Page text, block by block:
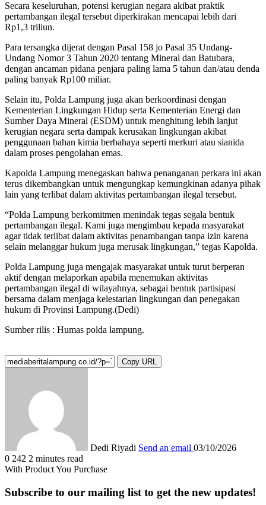
Secara keseluruhan, potensi kerugian negara akibat praktik
pertambangan ilegal tersebut diperkirakan mencapai lebih dari
Rp1,3 triliun.
Para tersangka dijerat dengan Pasal 158 jo Pasal 35 Undang-
Undang Nomor 3 Tahun 2020 tentang Mineral dan Batubara,
dengan ancaman pidana penjara paling lama 5 tahun dan/atau denda
paling banyak Rp100 miliar.
Selain itu, Polda Lampung juga akan berkoordinasi dengan
Kementerian Lingkungan Hidup serta Kementerian Energi dan
Sumber Daya Mineral (ESDM) untuk menghitung lebih lanjut
kerugian negara serta dampak kerusakan lingkungan akibat
penggunaan bahan kimia berbahaya seperti merkuri atau sianida
dalam proses pengolahan emas.
Kapolda Lampung menegaskan bahwa penanganan perkara ini akan
terus dikembangkan untuk mengungkap kemungkinan adanya pihak
lain yang terlibat dalam aktivitas pertambangan ilegal tersebut.
“Polda Lampung berkomitmen menindak tegas segala bentuk
pertambangan ilegal. Kami juga mengimbau kepada masyarakat
agar tidak terlibat dalam aktivitas penambangan tanpa izin karena
selain melanggar hukum juga merusak lingkungan,” tegas Kapolda.
Polda Lampung juga mengajak masyarakat untuk turut berperan
aktif dengan melaporkan apabila menemukan aktivitas
pertambangan ilegal di wilayahnya, sebagai bentuk partisipasi
bersama dalam menjaga kelestarian lingkungan dan penegakan
hukum di Provinsi Lampung.(Dedi)
Sumber rilis : Humas polda lampung.
Copy URL
Dedi Riyadi Send an email 03/10/2026
0 242 2 minutes read
With Product You Purchase
Subscribe to our mailing list to get the new updates!